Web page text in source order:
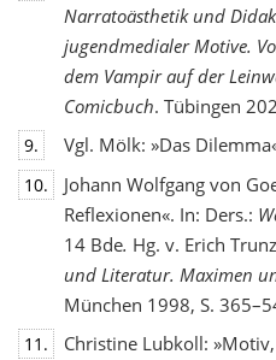
Narratoästhetik und
jugendmedialer Motive.
dem Vampir auf der
Comicbuch. Tübingen
9. Vgl. Mölk: »Das
10.
Johann Wolfgang von
Reflexionen«. In: Ders.:
14 Bde. Hg. v. Erich
und Literatur. Maximen
München 1998, S.
11.
Christine Lubkoll: